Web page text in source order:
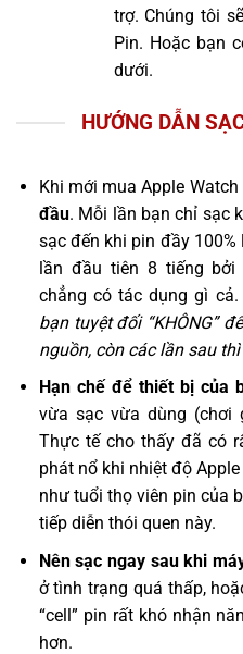
trợ. Chúng tôi
Pin. Hoặc bạn
dưới.
HƯỚNG DẪN
Khi mới mua Apple
đầu. Mỗi lần bạn chỉ sạc
sạc đến khi pin đầy
lần đầu tiên 8 tiếng
chẳng có tác dụng gì cả.
bạn tuyệt đối “KHÔNG”
nguồn, còn các lần sau
Hạn chế để thiết bị của
vừa sạc vừa dùng (chơi
Thực tế cho thấy đã có
phát nổ khi nhiệt độ
như tuổi thọ viên pin của
tiếp diễn thói quen này.
Nên sạc ngay sau khi
ở tình trạng quá thấp,
“cell” pin rất khó nhận
hơn.